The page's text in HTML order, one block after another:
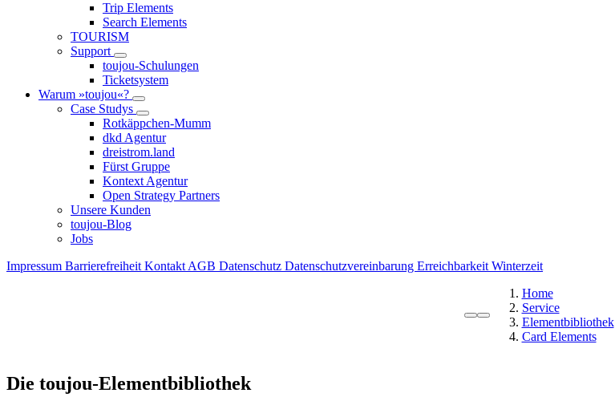
Trip Elements
Search Elements
TOURISM
Support
toujou-Schulungen
Ticketsystem
Warum »toujou«?
Case Studys
Rotkäppchen-Mumm
dkd Agentur
dreistrom.land
Fürst Gruppe
Kontext Agentur
Open Strategy Partners
Unsere Kunden
toujou-Blog
Jobs
Impressum Barrierefreiheit Kontakt AGB Datenschutz Datenschutzvereinbarung Erreichbarkeit Winterzeit
Home
Service
Elementbibliothek
Card Elements
Die toujou-Elementbibliothek